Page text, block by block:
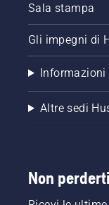
Sala stampa
Gli impegni di
Altre sedi
Non